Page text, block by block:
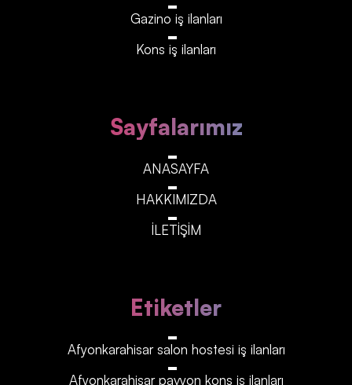
Gazino iş ilanları
Kons iş ilanları
Sayfalarımız
ANASAYFA
HAKKIMIZDA
İLETİŞİM
Etiketler
Afyonkarahisar‎‎‎‎ salon hostesi iş ilanları
Afyonkarahisar‎‎‎‎ pavyon kons iş ilanları